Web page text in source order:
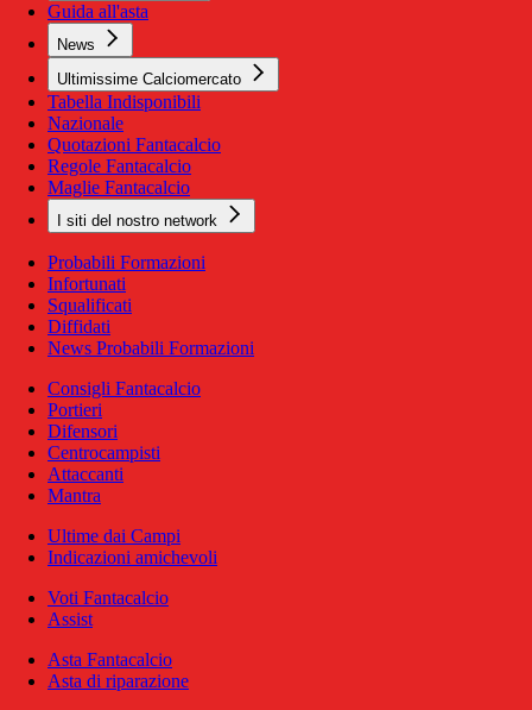
Guida all'asta
News
Ultimissime Calciomercato
Tabella Indisponibili
Nazionale
Quotazioni Fantacalcio
Regole Fantacalcio
Maglie Fantacalcio
I siti del nostro network
Probabili Formazioni
Infortunati
Squalificati
Diffidati
News Probabili Formazioni
Consigli Fantacalcio
Portieri
Difensori
Centrocampisti
Attaccanti
Mantra
Ultime dai Campi
Indicazioni amichevoli
Voti Fantacalcio
Assist
Asta Fantacalcio
Asta di riparazione